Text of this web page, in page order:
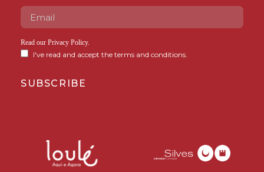
Read our Privacy Policy.
I've read and accept the terms and conditions.